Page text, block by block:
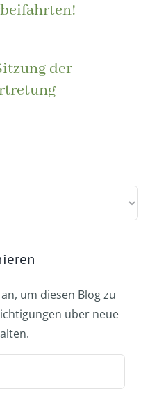
der
um diesen Blog zu
über neue